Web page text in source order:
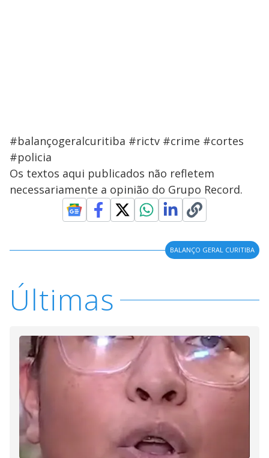
#balançogeralcuritiba #rictv #crime #cortes
#policia
Os textos aqui publicados não refletem
necessariamente a opinião do Grupo Record.
BALANÇO GERAL CURITIBA
Últimas